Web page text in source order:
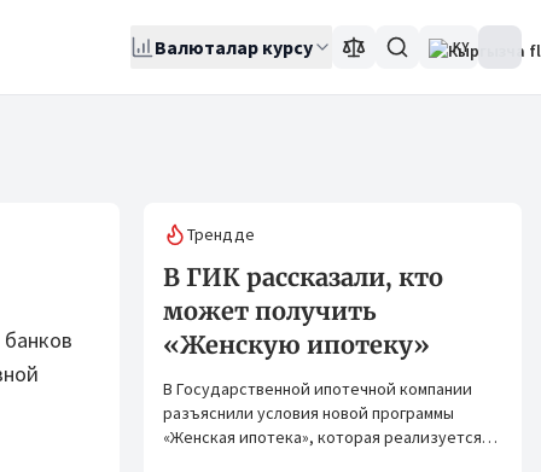
Валюталар курсу KY
Трендде
В ГИК рассказали, кто
может получить
«Женскую ипотеку»
В Государственной ипотечной компании
разъяснили условия новой программы
«Женская ипотека», которая реализуется